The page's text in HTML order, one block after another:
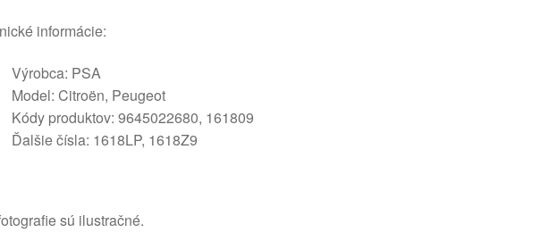
informácie:
Výrobca: PSA
Model: Citroën, Peugeot
Kódy produktov: 9645022680, 161809
Ďalšie čísla: 1618LP, 1618Z9
sú ilustračné.